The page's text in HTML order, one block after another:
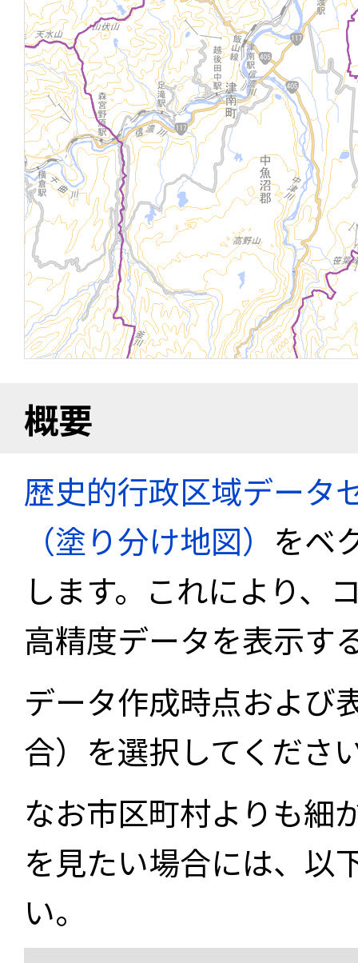
概要
歴史的行政区域データ
（塗り分け地図） をベ
します。これにより、
高精度データを表示す
データ作成時点および
合）を選択してくださ
なお市区町村よりも細
を見たい場合には、以
い。